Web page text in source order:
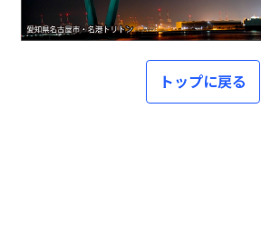
トップに戻る